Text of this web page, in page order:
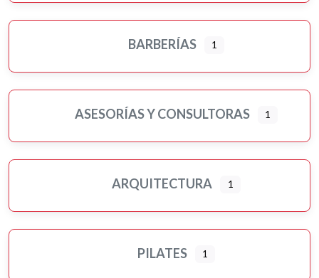
BARBERÍAS 1
ASESORÍAS Y CONSULTORAS 1
ARQUITECTURA 1
PILATES 1